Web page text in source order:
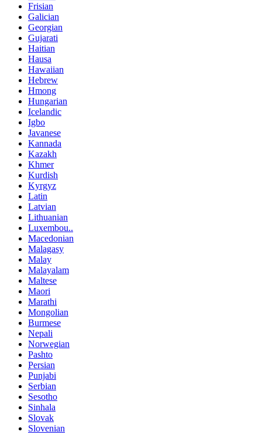
Frisian
Galician
Georgian
Gujarati
Haitian
Hausa
Hawaiian
Hebrew
Hmong
Hungarian
Icelandic
Igbo
Javanese
Kannada
Kazakh
Khmer
Kurdish
Kyrgyz
Latin
Latvian
Lithuanian
Luxembou..
Macedonian
Malagasy
Malay
Malayalam
Maltese
Maori
Marathi
Mongolian
Burmese
Nepali
Norwegian
Pashto
Persian
Punjabi
Serbian
Sesotho
Sinhala
Slovak
Slovenian